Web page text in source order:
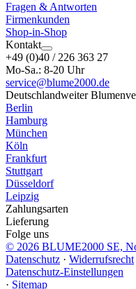
Fragen & Antworten
Firmenkunden
Shop-in-Shop
Kontakt
+49 (0)40 / 226 363 27
Mo-Sa.: 8-20 Uhr
service@blume2000.de
Deutschlandweiter
Berlin
Hamburg
München
Köln
Frankfurt
Stuttgart
Düsseldorf
Leipzig
Zahlungsarten
Lieferung
Folge uns
© 2026 BLUME2000 SE,
Datenschutz · Widerrufsrecht
Datenschutz-Einstellungen
· Sitemap